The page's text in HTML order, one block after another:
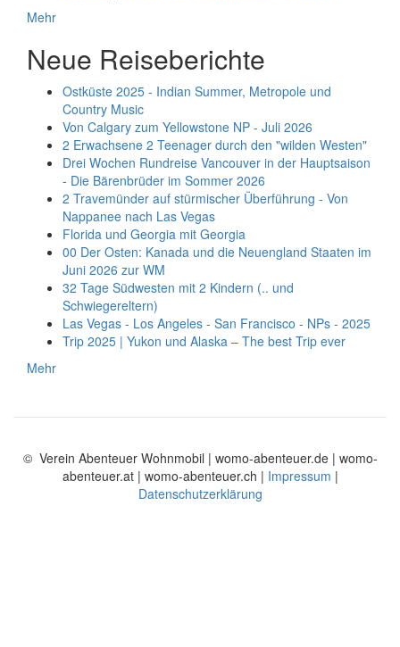
Mehr
Neue Reiseberichte
Ostküste 2025 - Indian Summer, Metropole und
Country Music
Von Calgary zum Yellowstone NP - Juli 2026
2 Erwachsene 2 Teenager durch den "wilden Westen"
Drei Wochen Rundreise Vancouver in der Hauptsaison
- Die Bärenbrüder im Sommer 2026
2 Travemünder auf stürmischer Überführung - Von
Nappanee nach Las Vegas
Florida und Georgia mit Georgia
00 Der Osten: Kanada und die Neuengland Staaten im
Juni 2026 zur WM
32 Tage Südwesten mit 2 Kindern (.. und
Schwiegereltern)
Las Vegas - Los Angeles - San Francisco - NPs - 2025
Trip 2025 | Yukon und Alaska – The best Trip ever
Mehr
© Verein Abenteuer Wohnmobil | womo-abenteuer.de | womo-
abenteuer.at | womo-abenteuer.ch | Impressum |
Datenschutzerklärung